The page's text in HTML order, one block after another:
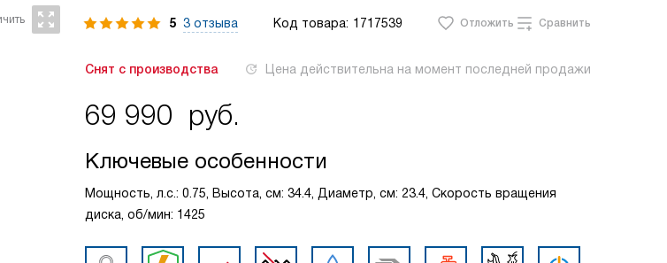
5 3 отзыва Код товара: 1717539 Отложить Сравнить
Снят с производства Цена действительна на момент последней продажи
69 990 руб.
Ключевые особенности
Мощность, л.с.: 0.75, Высота, см: 34.4, Диаметр, см: 23.4, Скорость вращения
диска, об/мин: 1425